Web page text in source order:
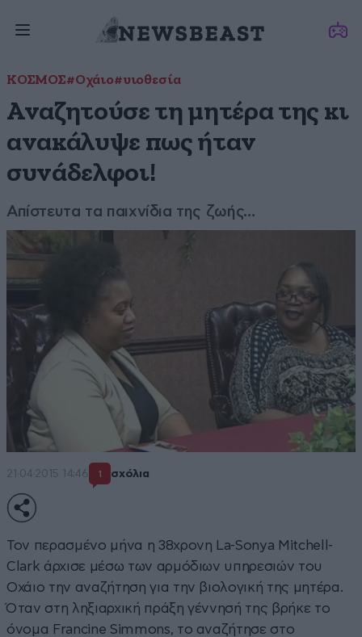
ΚΟΣΜΟΣ#Οχάιο#υιοθεσία
Αναζητούσε τη μητέρα της κι
ανακάλυψε πως ήταν
συνάδελφοι!
Απίστευτα τα παιχνίδια της ζωής…
21·04·2015 14:46 1 σχόλια
Τον περασμένο μήνα η 38χρονη La-Sonya Mitchell-
Clark άρχισε μέσω των αρμόδιων υπηρεσιών του
Οχάιο την αναζήτηση για την βιολογική της μητέρα.
Όταν στη ληξιαρχική πράξη γέννησή της βρήκε το
όνομα Francine Simmons, το αναζήτησε στο